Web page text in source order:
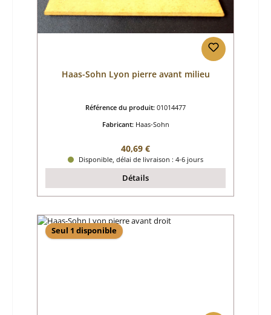
Haas-Sohn Lyon pierre avant milieu
Référence du produit: 01014477
Fabricant: Haas-Sohn
Prix régulier :
40,69 €
Disponible, délai de livraison : 4-6 jours
Détails
Seul 1 disponible